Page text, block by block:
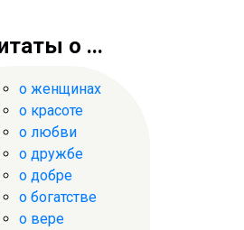
о ...
о женщинах
о красоте
о любви
о дружбе
о добре
о богатстве
о вере